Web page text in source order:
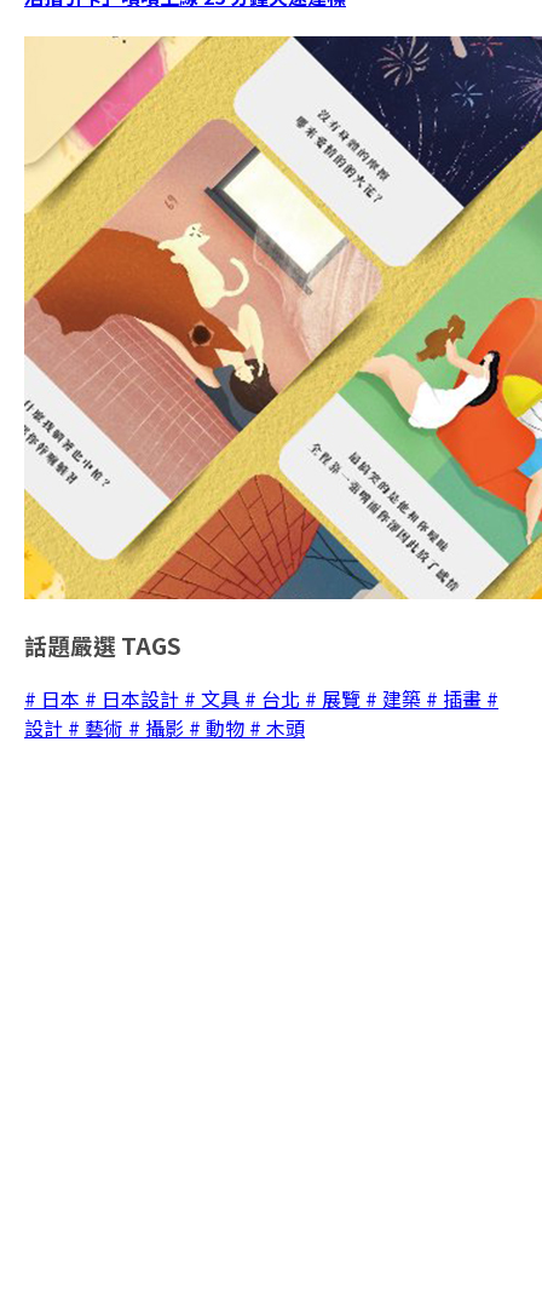
話題嚴選 TAGS
# 日本 # 日本設計 # 文具 # 台北 # 展覽 # 建築 # 插畫 #
設計 # 藝術 # 攝影 # 動物 # 木頭